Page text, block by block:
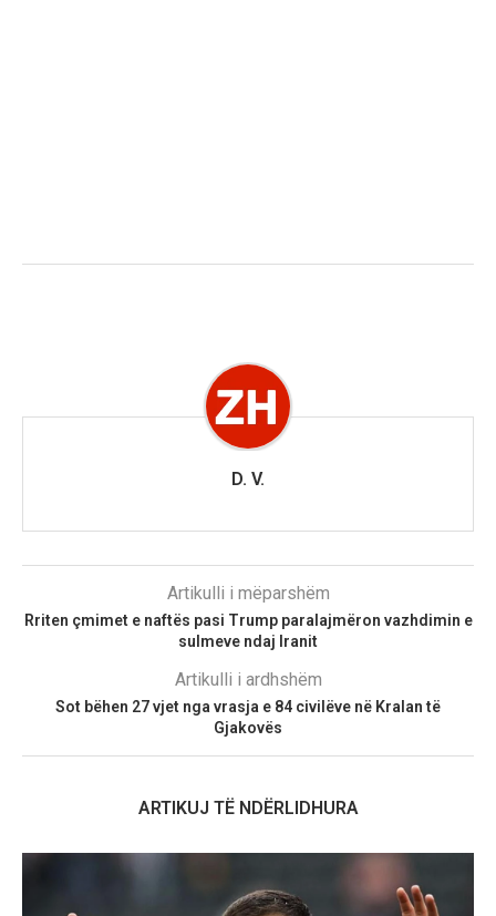
D. V.
Artikulli i mëparshëm
Rriten çmimet e naftës pasi Trump paralajmëron vazhdimin e
sulmeve ndaj Iranit
Artikulli i ardhshëm
Sot bëhen 27 vjet nga vrasja e 84 civilëve në Kralan të
Gjakovës
ARTIKUJ TË NDËRLIDHURA